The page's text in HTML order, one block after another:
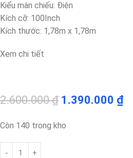
Kiểu màn chiếu: Điện
Kích cỡ: 100Inch
Kích thước: 1,78m x 1,78m
Xem chi tiết
2.600.000₫ 1.390.000 ₫
Còn 140 trong kho